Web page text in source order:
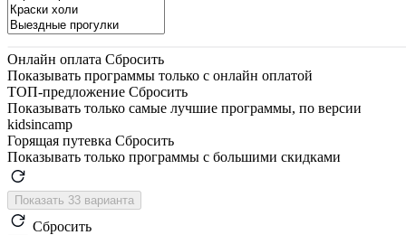
Онлайн оплата Сбросить
Показывать программы только с онлайн оплатой
ТОП-предложение Сбросить
Показывать только самые лучшие программы, по версии
kidsincamp
Горящая путевка Сбросить
Показывать только программы с большими скидками
Показать 33 варианта
Сбросить